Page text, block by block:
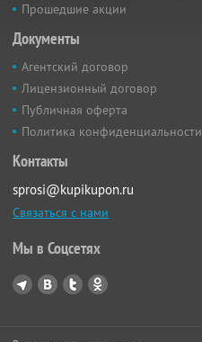
Прошедшие акции
Документы
Агентский договор
Лицензионный договор
Публичная оферта
Политика конфиденциальности
Контакты
sprosi@kupikupon.ru
Связаться с нами
Мы в Соцсетях